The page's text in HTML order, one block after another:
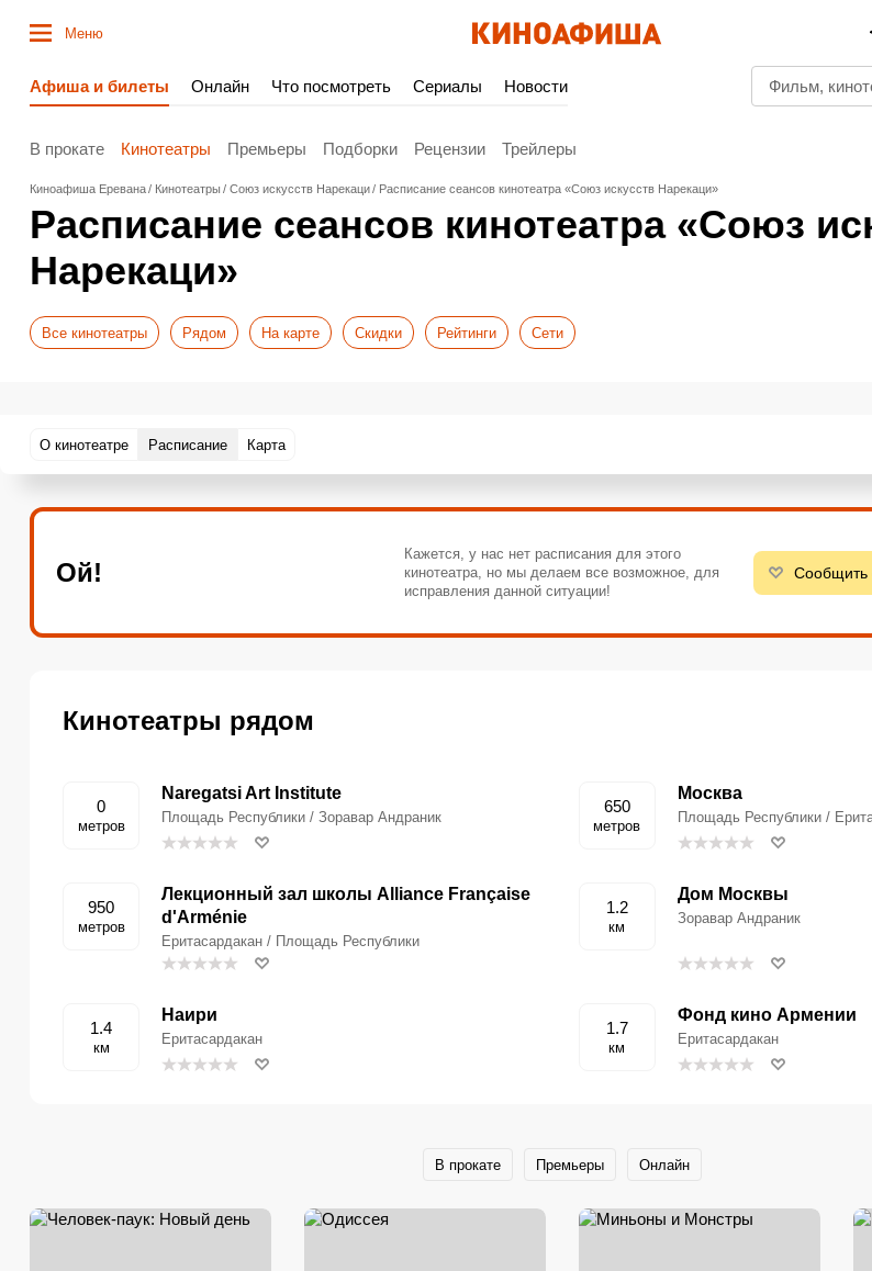
Меню
Афиша и билеты Онлайн Что посмотреть Сериалы Новости
В прокате Кинотеатры Премьеры Подборки Рецензии Трейлеры
Киноафиша Еревана Кинотеатры Союз искусств Нарекаци Расписание сеансов кинотеатра «Союз искусств Нарекаци»
Расписание сеансов кинотеатра «Союз
Нарекаци»
Все кинотеатры Рядом На карте Скидки Рейтинги Сети
О кинотеатре Расписание Карта
Ой!
Кажется, у нас нет расписания для этого
кинотеатра, но мы делаем все возможное, для
исправления данной ситуации!
Сообщить
Кинотеатры рядом
0
метров
Naregatsi Art Institute
Площадь Республики / Зоравар Андраник
650
метров
Москва
Площадь Республики /
950
метров
Лекционный зал школы Alliance Française
d'Arménie
Еритасардакан / Площадь Республики
1.2
км
Дом Москвы
Зоравар Андраник
1.4
км
Наири
Еритасардакан
1.7
км
Фонд кино Армении
Еритасардакан
В прокате Премьеры Онлайн